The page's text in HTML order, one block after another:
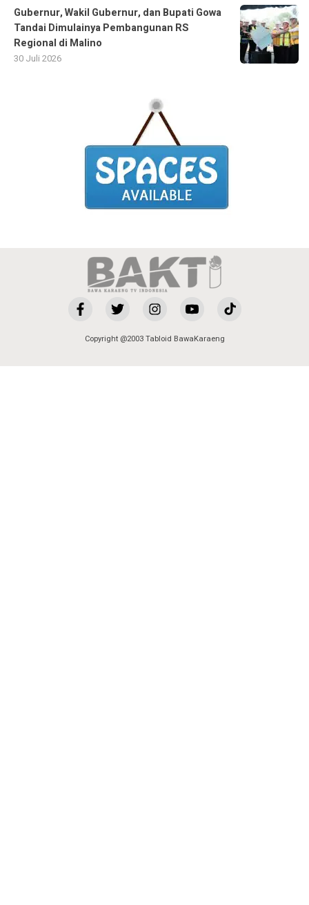
Gubernur, Wakil Gubernur, dan Bupati Gowa
Tandai Dimulainya Pembangunan RS
Regional di Malino
30 Juli 2026
Copyright @2003 Tabloid BawaKaraeng